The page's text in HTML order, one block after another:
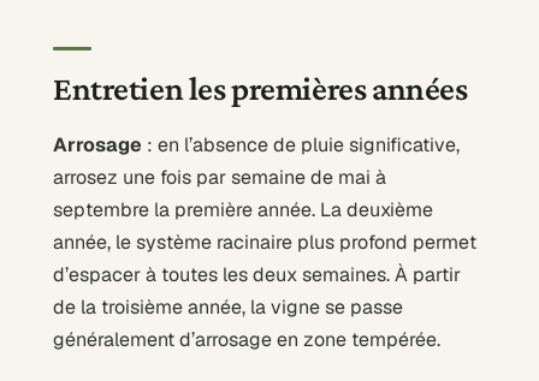
Entretien les premières années
Arrosage : en l’absence de pluie significative,
arrosez une fois par semaine de mai à
septembre la première année. La deuxième
année, le système racinaire plus profond permet
d’espacer à toutes les deux semaines. À partir
de la troisième année, la vigne se passe
généralement d’arrosage en zone tempérée.